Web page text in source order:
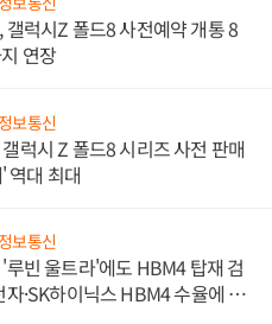
갤럭시Z 폴드8 사전예약 개통 8
연장
보통신
럭시 Z 폴드8 시리즈 사전 판매
역대 최대
보통신
루빈 울트라'에도 HBM4 탑재 검
자·SK하이닉스 HBM4 수율에 주